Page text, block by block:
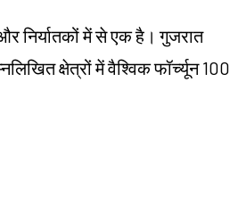
निर्यातकों में से एक है। गुजरात
क्षेत्रों में वैश्विक फॉर्च्यून 100